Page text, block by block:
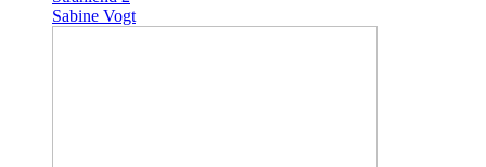
Sabine Vogt